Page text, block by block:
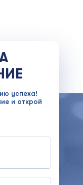
успеха!
и открой